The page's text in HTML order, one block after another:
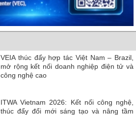
VEIA thúc đẩy hợp tác Việt Nam – Brazil,
mở rộng kết nối doanh nghiệp điện tử và
công nghệ cao
ITWA Vietnam 2026: Kết nối công nghệ,
thúc đẩy đổi mới sáng tạo và nâng tầm